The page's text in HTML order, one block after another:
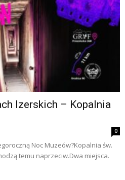
Izerskich – Kopalnia
0
Noc Muzeów?Kopalnia św.
temu naprzeciw.Dwa miejsca.